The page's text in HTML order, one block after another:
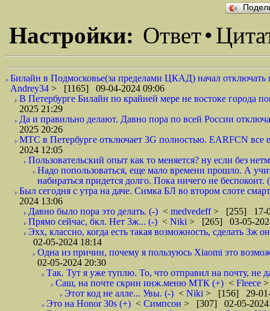
Настройки: Ответ•
Билайн в Подмосковье(за пределами ЦКАД) начал отключать
Andrey34 > [1165] 09-04-2024 09:06
В Петербурге Билайн по крайней мере не востоке города
2025 21:29
Да и правильно делают. Давно пора по всей России
2025 20:26
МТС в Петербурге отключает 3G полностью. EARFCN все
2024 12:05
Пользовательский опыт как то меняется? ну если без
Надо попользоваться, еще мало времени прошло. А
набираться придется долго. Пока ничего не беспокоит.
Был сегодня с утра на даче. Симка БЛ во втором слоте
2024 13:06
Давно было пора это делать. (-) < medvedeff> [255] 17-
Прямо сейчас, бкл. Нет 3ж... (-) < Niki > [265] 03-05-
Эхх, классно, когда есть такая возможность, сделать
02-05-2024 18:14
Одна из причин, почему я пользуюсь Xiaomi это
02-05-2024 20:30
Так. Тут я уже туплю. То, что отправил на почту, не
Саш, на почте скрин инж.меню МТК (+) < Fleece
Этот код не алле... Увы. (-) < Niki > [156] 29-01-
Это на Honor 30s (+) < Симпсон > [307] 02-05-2024